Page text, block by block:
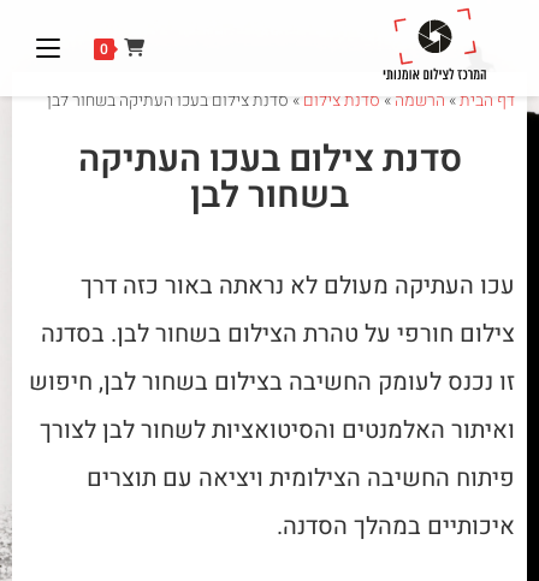
0
דף הבית» הרשמה» סדנת צילום» סדנת צילום בעכו העתיקה בשחור לבן
סדנת צילום בעכו העתיקה
בשחור לבן
עכו העתיקה מעולם לא נראתה באור כזה דרך
צילום חורפי על טהרת הצילום בשחור לבן. בסדנה
זו נכנס לעומק החשיבה בצילום בשחור לבן, חיפוש
ואיתור האלמנטים והסיטואציות לשחור לבן לצורך
פיתוח החשיבה הצילומית ויציאה עם תוצרים
איכותיים במהלך הסדנה.